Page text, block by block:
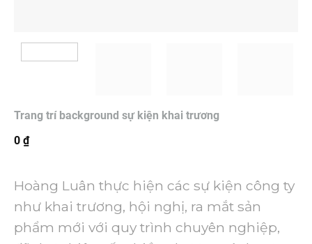
Trang trí background sự kiện khai trương
0 ₫
Hoàng Luân thực hiện các sự kiện công ty
như khai trương, hội nghị, ra mắt sản
phẩm mới với quy trình chuyên nghiệp,